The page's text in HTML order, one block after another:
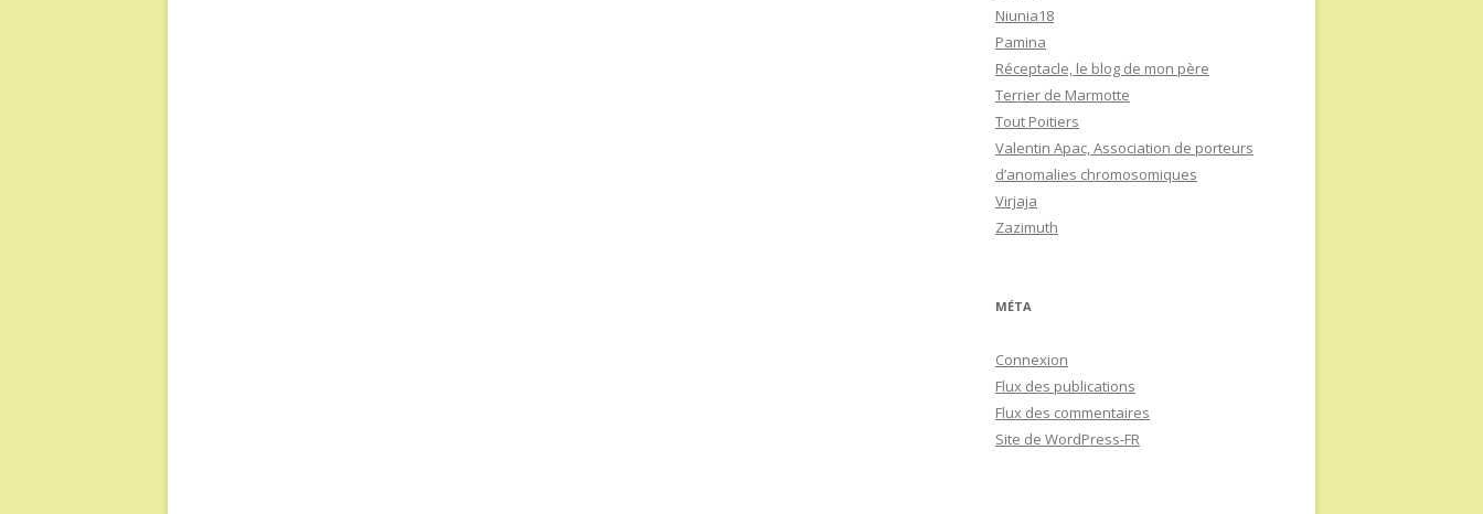
Niunia18
Pamina
Réceptacle, le blog de mon père
Terrier de Marmotte
Tout Poitiers
Valentin Apac, Association de porteurs
d’anomalies chromosomiques
Virjaja
Zazimuth
MÉTA
Connexion
Flux des publications
Flux des commentaires
Site de WordPress-FR